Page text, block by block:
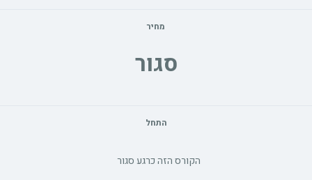
מחיר
סגור
התחל
הקורס הזה כרגע סגור